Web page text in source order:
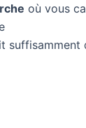
où vous